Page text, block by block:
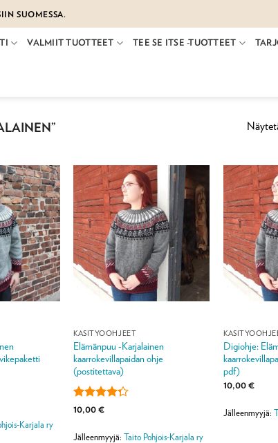
SUOMESSA.
VALMIIT TUOTTEET TEE SE ITSE -TUOTTEET
€
Karjala ry
KÄSITYÖOHJEET
Elämänpuu -Karjalainen
kaarrokevillapaidan ohje
(postitettava)
Arvostelu
10,00€
Jälleenmyyjä:Taito Pohjois-Karjala ry
Digiohje:
pdf)
10,00€
Jälleenmyyjä: